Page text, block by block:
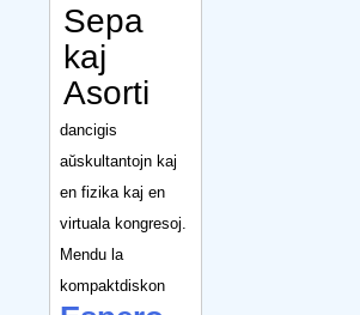
Sepa
kaj
Asorti
dancigis
aŭskultantojn kaj
en fizika kaj en
virtuala kongresoj.
Mendu la
kompaktdiskon